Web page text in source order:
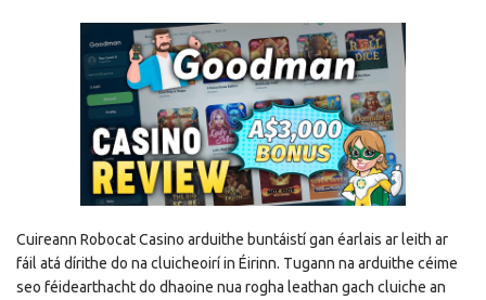
Cuireann Robocat Casino arduithe buntáistí gan éarlais ar leith ar
fáil atá dírithe do na cluicheoirí in Éirinn. Tugann na arduithe céime
seo féidearthacht do dhaoine nua rogha leathan gach cluiche an